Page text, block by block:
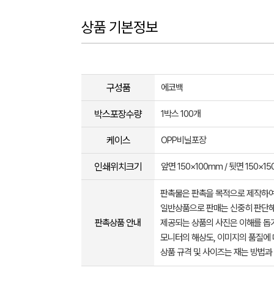
상품 기본정보
구성품 에코백
박스포장수량 1박스 100개
케이스 OPP비닐포장
인쇄위치크기 앞면 150×100mm / 뒷면
판촉상품 안내
판촉물은 판촉을 목적으로 제작하
일반상품으로 판매는 신중히 판단
제공되는 상품의 사진은 이해를
모니터의 해상도, 이미지의 품질
상품 규격 및 사이즈는 재는 방법